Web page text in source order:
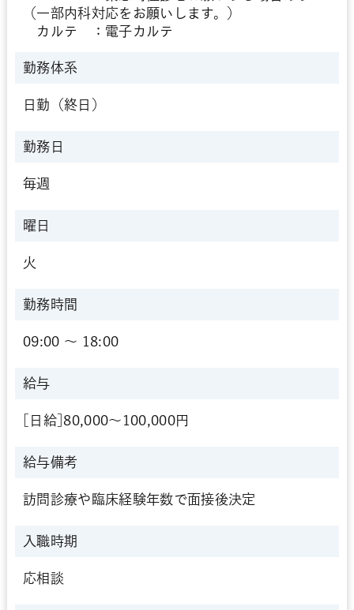
（一部内科対応をお願いします。）
カルテ ：電子カルテ
勤務体系
日勤（終日）
勤務日
毎週
曜日
火
勤務時間
09:00 〜 18:00
給与
[日給]80,000～100,000円
給与備考
訪問診療や臨床経験年数で面接後決定
入職時期
応相談